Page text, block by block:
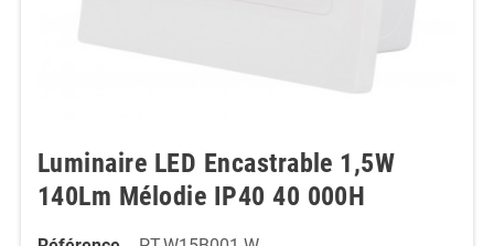
Luminaire LED Encastrable 1,5W
140Lm Mélodie IP40 40 000H